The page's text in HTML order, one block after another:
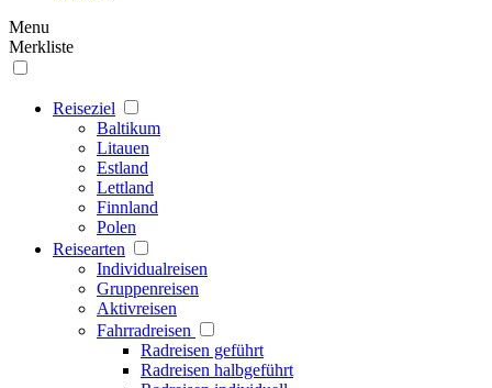
Menu
Merkliste
Reiseziel
Baltikum
Litauen
Estland
Lettland
Finnland
Polen
Reisearten
Individualreisen
Gruppenreisen
Aktivreisen
Fahrradreisen
Radreisen geführt
Radreisen halbgeführt